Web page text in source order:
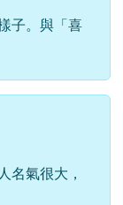
子。與「喜
名氣很大，